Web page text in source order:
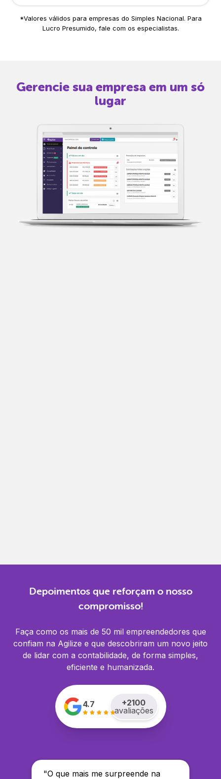
*Valores válidos para empresas do Simples Nacional. Para
Lucro Presumido, fale com os especialistas.
Gerencie sua empresa em um só
lugar
Depoimentos que reforçam o nosso
compromisso!
Faça como os mais de 50 mil empreendedores que
confiam na Agilize e que descobriram um novo jeito
de lidar com a contabilidade, de forma simples,
eficiente e humanizada.
4.7 +2100
avaliações
"O que mais me surpreende na